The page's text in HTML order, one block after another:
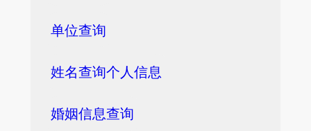
单位查询
姓名查询个人信息
婚姻信息查询